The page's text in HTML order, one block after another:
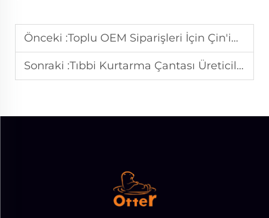
Önceki :Toplu OEM Siparişleri İçin Çin'in En İyi 3 Tıbbi Kurtarma Çantası Tedarikçisi
Sonraki :Tıbbi Kurtarma Çantası Üreticileriyle Toplu Fiyatlandırma İçin İçiçilik İpuçları